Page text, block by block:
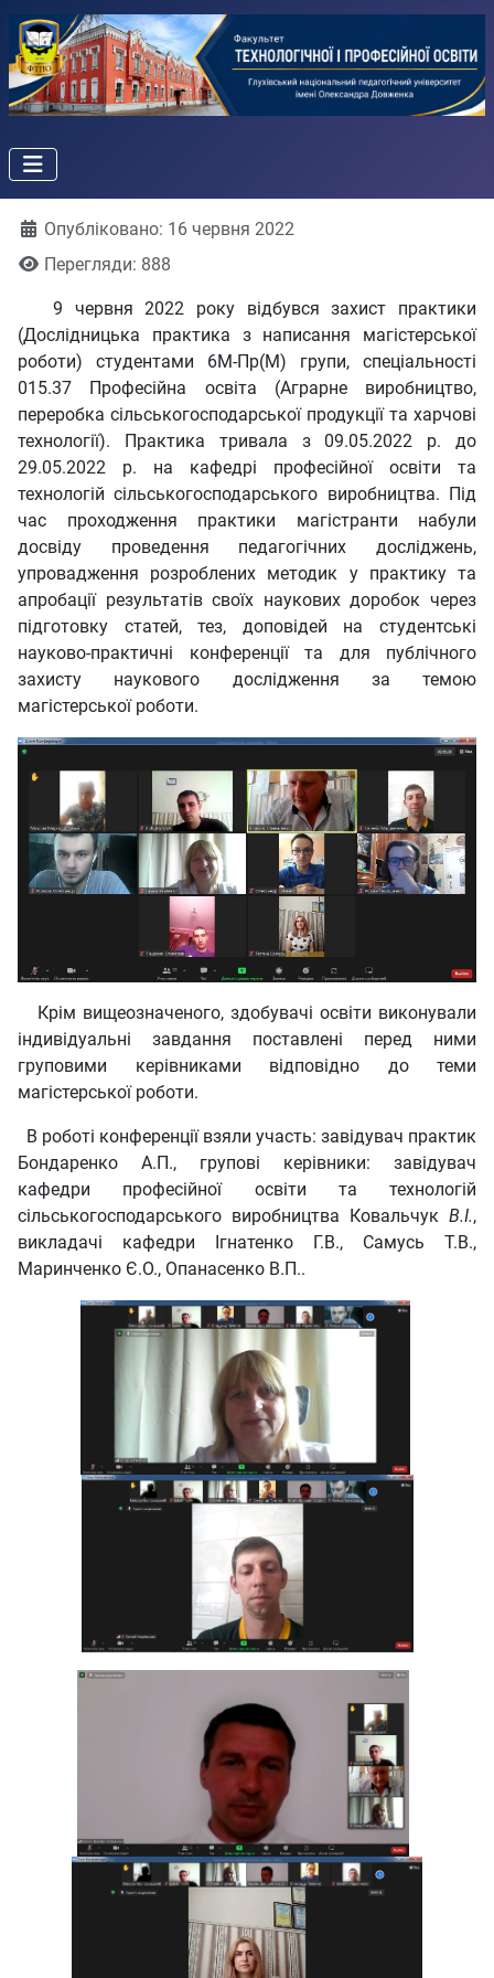
ДеталіОпубліковано: 16 червня 2022
Перегляди: 888
9 червня 2022 року відбувся захист практики
(Дослідницька практика з написання магістерської
роботи) студентами 6М-Пр(М) групи, спеціальності
015.37 Професійна освіта (Аграрне виробництво,
переробка сільськогосподарської продукції та харчові
технології). Практика тривала з 09.05.2022 р. до
29.05.2022 р. на кафедрі професійної освіти та
технологій сільськогосподарського виробництва. Під
час проходження практики магістранти набули
досвіду проведення педагогічних досліджень,
упровадження розроблених методик у практику та
апробації результатів своїх наукових доробок через
підготовку статей, тез, доповідей на студентські
науково-практичні конференції та для публічного
захисту наукового дослідження за темою
магістерської роботи.
Крім вищеозначеного, здобувачі освіти виконували
індивідуальні завдання поставлені перед ними
груповими керівниками відповідно до теми
магістерської роботи.
В роботі конференції взяли участь: завідувач практик
Бондаренко А.П., групові керівники: завідувач
кафедри професійної освіти та технологій
сільськогосподарського виробництва Ковальчук В.І.,
викладачі кафедри Ігнатенко Г.В., Самусь Т.В.,
Маринченко Є.О., Опанасенко В.П..